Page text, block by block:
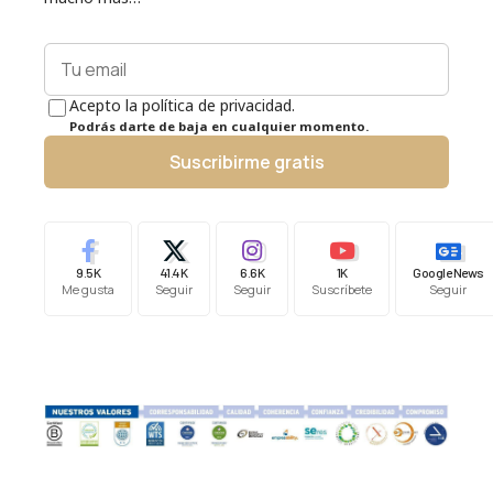
Acepto la política de privacidad.
Podrás darte de baja en cualquier momento.
Suscribirme gratis
9.5K
Me gusta
41.4K
Seguir
6.6K
Seguir
1K
Suscríbete
Google News
Seguir